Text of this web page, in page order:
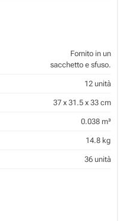
Fornito in un
sacchetto e sfuso.
12 unità
37 x 31.5 x 33 cm
0.038 m³
14.8 kg
36 unità